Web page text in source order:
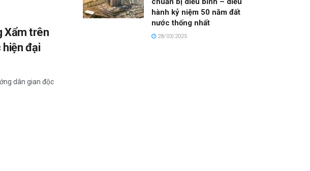
Xẩm trên
hiện đại
dân gian độc
hành kỷ niệm 50 năm đất
nước thống nhất
28/03/2025